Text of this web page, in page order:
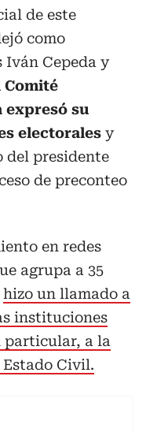
de este
como
Iván Cepeda y
Comité
su
electorales y
del presidente
de preconteo
en redes
agrupa a 35
hizo un llamado a
instituciones
particular, a la
Civil.